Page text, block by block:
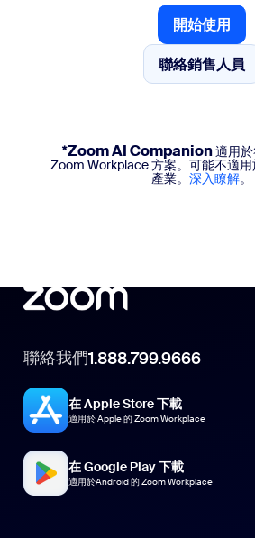
開始使用
開始使用
聯絡銷售人員
聯絡銷售人員
*Zoom AI Companion適用
Zoom Workplace 方案。可能不適
產業。 深入瞭解。
聯絡我們1.888.799.9666
在 Apple Store 下載
適用於 Apple 的 Zoom Workplace
在 Google Play 下載
適用於Android 的 Zoom Workplace